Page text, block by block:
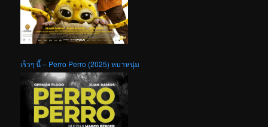
เร็วๆ นี้ – Perro Perro (2025) หมาหนุ่ม